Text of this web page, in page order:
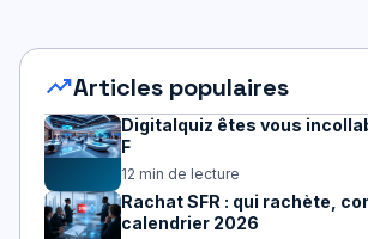
trending_upArticles populaires
Digitalquiz êtes vous
F
12 min de lecture
Rachat SFR : qui rachète,
calendrier 2026